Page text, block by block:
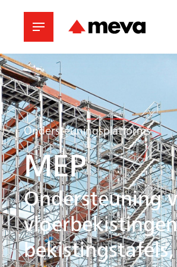
Ondersteuningsplatforms
MEP
Ondersteuning
bekistingstafels,